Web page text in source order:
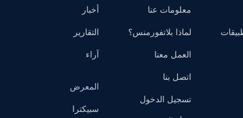
معلومات عنا
لماذا بلاتفورمنس؟
العمل معنا
اتصل بنا
تسجيل الدخول
أخبار
التقارير
آراء
المعرض
سبيكترا